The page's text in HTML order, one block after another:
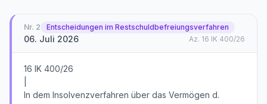
Nr. 2 Entscheidungen im Restschuldbefreiungsverfahren
06. Juli 2026 Az. 16 IK 400/26
16 IK 400/26
In dem Insolvenzverfahren über das Vermögen d.